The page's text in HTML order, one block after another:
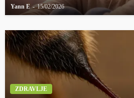
Yann E 15/02/2026
ZDRAVLJE